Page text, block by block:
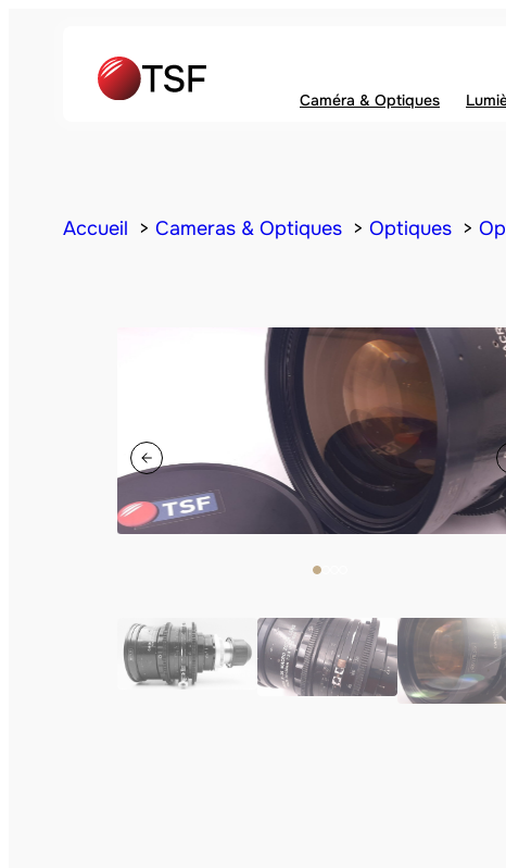
Caméra & Optiques
Accueil Cameras & Optiques Optiques